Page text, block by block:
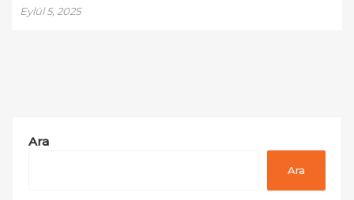
Eylül 5, 2025
Ara
Ara